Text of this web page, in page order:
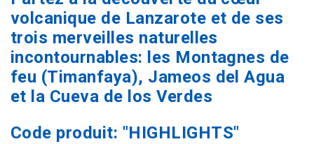
volcanique de Lanzarote et de ses
trois merveilles naturelles
incontournables: les Montagnes de
feu (Timanfaya), Jameos del Agua
et la Cueva de los Verdes
Code produit: "HIGHLIGHTS"